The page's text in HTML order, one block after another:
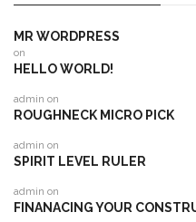
MR WORDPRESS
on
HELLO WORLD!
admin on
ROUGHNECK MICRO PICK
admin on
SPIRIT LEVEL RULER
admin on
FINANACING YOUR